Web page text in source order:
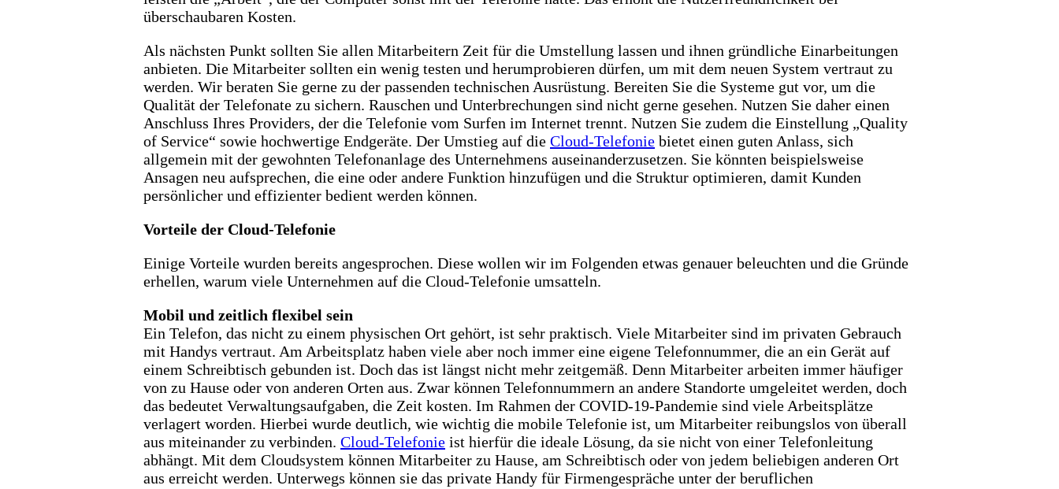
überschaubaren Kosten.
Als nächsten Punkt sollten Sie allen Mitarbeitern Zeit für die Umstellung lassen und ihnen gründliche Einarbeitungen
anbieten. Die Mitarbeiter sollten ein wenig testen und herumprobieren dürfen, um mit dem neuen System vertraut zu
werden. Wir beraten Sie gerne zu der passenden technischen Ausrüstung. Bereiten Sie die Systeme gut vor, um die
Qualität der Telefonate zu sichern. Rauschen und Unterbrechungen sind nicht gerne gesehen. Nutzen Sie daher einen
Anschluss Ihres Providers, der die Telefonie vom Surfen im Internet trennt. Nutzen Sie zudem die Einstellung „Quality
of Service“ sowie hochwertige Endgeräte. Der Umstieg auf die Cloud-Telefonie bietet einen guten Anlass, sich
allgemein mit der gewohnten Telefonanlage des Unternehmens auseinanderzusetzen. Sie könnten beispielsweise
Ansagen neu aufsprechen, die eine oder andere Funktion hinzufügen und die Struktur optimieren, damit Kunden
persönlicher und effizienter bedient werden können.
Vorteile der Cloud-Telefonie
Einige Vorteile wurden bereits angesprochen. Diese wollen wir im Folgenden etwas genauer beleuchten und die Gründe
erhellen, warum viele Unternehmen auf die Cloud-Telefonie umsatteln.
Mobil und zeitlich flexibel sein
Ein Telefon, das nicht zu einem physischen Ort gehört, ist sehr praktisch. Viele Mitarbeiter sind im privaten Gebrauch
mit Handys vertraut. Am Arbeitsplatz haben viele aber noch immer eine eigene Telefonnummer, die an ein Gerät auf
einem Schreibtisch gebunden ist. Doch das ist längst nicht mehr zeitgemäß. Denn Mitarbeiter arbeiten immer häufiger
von zu Hause oder von anderen Orten aus. Zwar können Telefonnummern an andere Standorte umgeleitet werden, doch
das bedeutet Verwaltungsaufgaben, die Zeit kosten. Im Rahmen der COVID-19-Pandemie sind viele Arbeitsplätze
verlagert worden. Hierbei wurde deutlich, wie wichtig die mobile Telefonie ist, um Mitarbeiter reibungslos von überall
aus miteinander zu verbinden. Cloud-Telefonie ist hierfür die ideale Lösung, da sie nicht von einer Telefonleitung
abhängt. Mit dem Cloudsystem können Mitarbeiter zu Hause, am Schreibtisch oder von jedem beliebigen anderen Ort
aus erreicht werden. Unterwegs können sie das private Handy für Firmengespräche unter der beruflichen